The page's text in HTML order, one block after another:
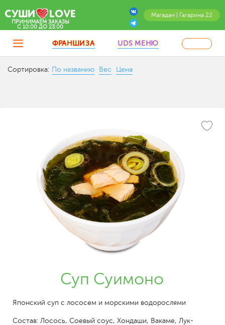
Магадан | Гагарина 22
ПРИНИМАЕМ ЗАКАЗЫ
C 10:00 ДО 23:00
ФРАНШИЗА UDS МЕНЮ
Сортировка: По названию Вес Цена
Суп Суимоно
Японский суп с лососем и морскими водорослями
Состав: Лосось, Соевый соус, Хондаши, Вакаме, Лук-